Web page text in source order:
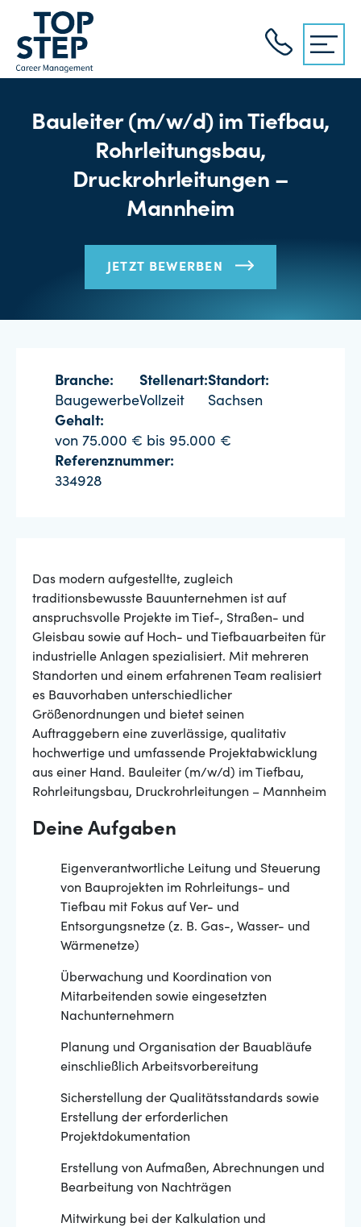
Bauleiter (m/w/d) im Tiefbau,
Rohrleitungsbau,
Druckrohrleitungen –
Mannheim
JETZT BEWERBEN
Branche:
Baugewerbe
Stellenart:
Vollzeit
Standort:
Sachsen
Gehalt:
von 75.000 € bis 95.000 €
Referenznummer:
334928
Das modern aufgestellte, zugleich
traditionsbewusste Bauunternehmen ist auf
anspruchsvolle Projekte im Tief-, Straßen- und
Gleisbau sowie auf Hoch- und Tiefbauarbeiten für
industrielle Anlagen spezialisiert. Mit mehreren
Standorten und einem erfahrenen Team realisiert
es Bauvorhaben unterschiedlicher
Größenordnungen und bietet seinen
Auftraggebern eine zuverlässige, qualitativ
hochwertige und umfassende Projektabwicklung
aus einer Hand. Bauleiter (m/w/d) im Tiefbau,
Rohrleitungsbau, Druckrohrleitungen – Mannheim
Deine Aufgaben
Eigenverantwortliche Leitung und Steuerung
von Bauprojekten im Rohrleitungs- und
Tiefbau mit Fokus auf Ver- und
Entsorgungsnetze (z. B. Gas-, Wasser- und
Wärmenetze)
Überwachung und Koordination von
Mitarbeitenden sowie eingesetzten
Nachunternehmern
Planung und Organisation der Bauabläufe
einschließlich Arbeitsvorbereitung
Sicherstellung der Qualitätsstandards sowie
Erstellung der erforderlichen
Projektdokumentation
Erstellung von Aufmaßen, Abrechnungen und
Bearbeitung von Nachträgen
Mitwirkung bei der Kalkulation und